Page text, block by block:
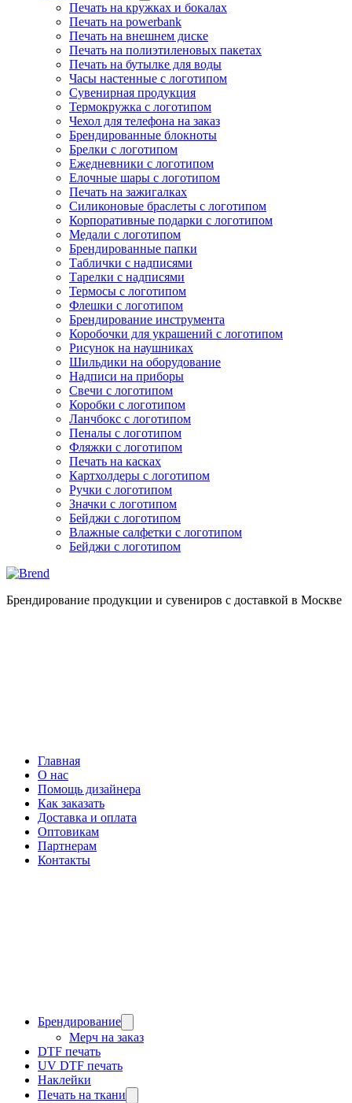
Печать на кружках и бокалах
Печать на powerbank
Печать на внешнем диске
Печать на полиэтиленовых пакетах
Печать на бутылке для воды
Часы настенные с логотипом
Сувенирная продукция
Термокружка с логотипом
Чехол для телефона на заказ
Брендированные блокноты
Брелки с логотипом
Ежедневники с логотипом
Елочные шары с логотипом
Печать на зажигалках
Силиконовые браслеты с логотипом
Корпоративные подарки с логотипом
Медали с логотипом
Брендированные папки
Таблички с надписями
Тарелки с надписями
Термосы с логотипом
Флешки с логотипом
Брендирование инструмента
Коробочки для украшений с логотипом
Рисунок на наушниках
Шильдики на оборудование
Надписи на приборы
Свечи с логотипом
Коробки с логотипом
Ланчбокс с логотипом
Пеналы с логотипом
Фляжки с логотипом
Печать на касках
Картхолдеры с логотипом
Ручки с логотипом
Значки с логотипом
Бейджи с логотипом
Влажные салфетки с логотипом
Бейджи с логотипом
Брендирование продукции и сувениров с доставкой в Москве
Главная
О нас
Помощь дизайнера
Как заказать
Доставка и оплата
Оптовикам
Партнерам
Контакты
Брендирование
Мерч на заказ
DTF печать
UV DTF печать
Наклейки
Печать на ткани